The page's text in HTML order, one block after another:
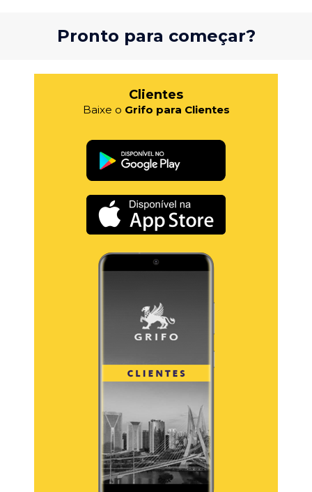
Pronto para começar?
Clientes
Baixe o Grifo para Clientes